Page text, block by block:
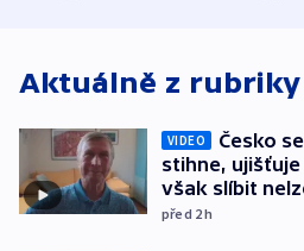
Aktuálně z rubriky
VIDEO
Česko
stihne,
však slíbit
před 2h